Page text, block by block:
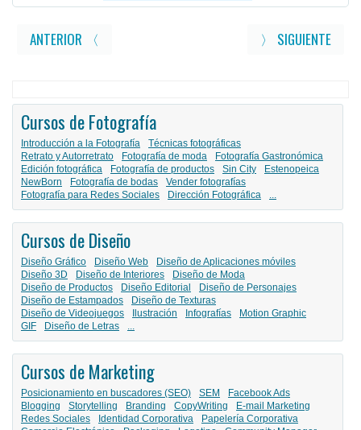
ANTERIOR 〈 〉 SIGUIENTE
Cursos de Fotografía
Introducción a la Fotografía
Técnicas fotográficas
Retrato y Autorretrato
Fotografía de moda
Fotografía Gastronómica
Edición fotográfica
Fotografía de productos Sin City
Estenopeica
NewBorn
Fotografía de bodas
Vender fotografías
Fotografía para Redes Sociales
Dirección Fotográfica ...
Cursos de Diseño
Diseño Gráfico Diseño Web
Diseño de Aplicaciones móviles
Diseño 3D
Diseño de Interiores
Diseño de Moda
Diseño de Productos
Diseño Editorial
Diseño de Personajes
Diseño de Estampados
Diseño de Texturas
Diseño de Videojuegos
Ilustración Infografías
Motion Graphic
GIF
Diseño de Letras ...
Cursos de Marketing
Posicionamiento en buscadores (SEO) SEM
Facebook Ads
Blogging
Storytelling Branding CopyWriting
E-mail Marketing
Redes Sociales
Identidad Corporativa
Papelería Corporativa